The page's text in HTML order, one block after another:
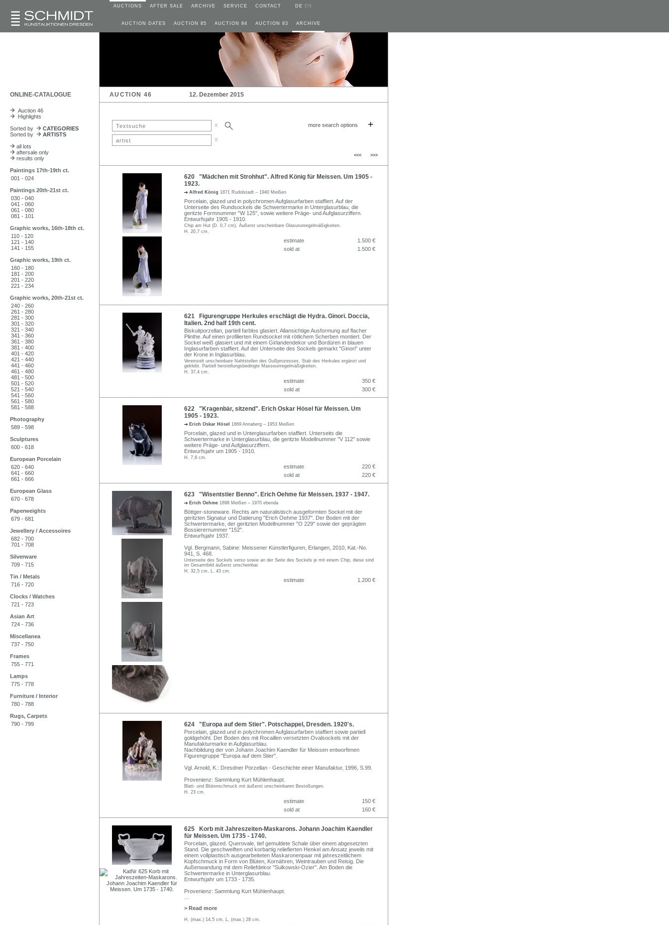
AUCTIONS AFTER SALE ARCHIVE SERVICE CONTACT DE EN
AUCTION DATES AUCTION 85 AUCTION 84 AUCTION 83 ARCHIVE
ONLINE-CATALOGUE AUCTION 46 12. Dezember 2015
Auction 46
Highlights
Sorted by
CATEGORIES
Sorted by
ARTISTS
all lots
aftersale only
results only
Paintings 17th-19th ct.
001 - 024
Paintings 20th-21st ct.
030 - 040
041 - 060
061 - 080
081 - 101
Graphic works, 16th-18th ct.
110 - 120
121 - 140
141 - 155
Graphic works, 19th ct.
160 - 180
181 - 200
201 - 220
221 - 234
Graphic works, 20th-21st ct.
240 - 260
261 - 280
281 - 300
301 - 320
321 - 340
341 - 360
361 - 380
381 - 400
401 - 420
421 - 440
441 - 460
461 - 480
481 - 500
501 - 520
521 - 540
541 - 560
561 - 580
581 - 588
Photography
589 - 598
Sculptures
600 - 618
European Porcelain
620 - 640
641 - 660
661 - 666
European Glass
670 - 678
Paperweights
679 - 681
Jewellery / Accessoires
682 - 700
701 - 708
Silverware
709 - 715
Tin / Metals
716 - 720
Clocks / Watches
721 - 723
Asian Art
724 - 736
Miscellanea
737 - 750
Frames
755 - 771
Lamps
775 - 778
Furniture / Interior
780 - 788
Rugs, Carpets
790 - 799
x more search options +
x
<<< >>>
620 "Mädchen mit Strohhut". Alfred König für Meissen. Um 1905 -
1923.
Alfred König 1871 Rudolstadt – 1940 Meißen
Porcelain, glazed und in polychromen Aufglasurfarben staffiert. Auf der
Unterseite des Rundsockels die Schwertermarke in Unterglasurblau, die
geritzte Formnummer "W 125", sowie weitere Präge- und Aufglasurziffern.
Entwurfsjahr 1905 - 1910.
Chip am Hut (D. 0,7 cm). Äußerst unscheinbare Glasurunregelmäßigkeiten.
H. 20,7 cm.
estimate
1.500 €
sold at
1.500 €
621 Figurengruppe Herkules erschlägt die Hydra. Ginori. Doccia,
Italien. 2nd half 19th cent.
Biskuitporzellan, partiell farblos glasiert. Allansichtige Ausformung auf flacher
Plinthe. Auf einen profilierten Rundsockel mit rötlichem Scherben montiert. Der
Sockel weiß glasiert und mit einem Girlandendekor und Bordüren in blauen
Inglasurfarben staffiert. Auf der Unterseite des Sockels gemarkt "Ginori" unter
der Krone in Inglasurblau.
Vereinzelt unscheinbare Nahtstellen des Gußprozesses. Stab des Herkules ergänzt und
geklebt. Partiell herstellungsbedingte Masseunregelmäßigkeiten.
H. 37,4 cm.
estimate
350 €
sold at
300 €
622 "Kragenbär, sitzend". Erich Oskar Hösel für Meissen. Um
1905 - 1923.
Erich Oskar Hösel 1869 Annaberg – 1953 Meißen
Porcelain, glazed und in Unterglasurfarben staffiert. Unterseits die
Schwertermarke in Unterglasurblau, die geritzte Modellnummer "V 112" sowie
weitere Präge- und Aufglasurziffern.
Entwurfsjahr um 1905 - 1910.
H. 7,8 cm.
estimate
220 €
sold at
220 €
623 "Wisentstier Benno". Erich Oehme für Meissen. 1937 - 1947.
Erich Oehme 1898 Meißen – 1970 ebenda
Böttger-stoneware. Rechts am naturalistisch ausgeformten Sockel mit der
geritzten Signatur und Datierung "Erich Oehme 1937". Der Boden mit der
Schwertermarke, der geritzten Modellnummer "O 229" sowie der geprägten
Bossierernummer "152".
Entwurfsjahr 1937.
Vgl. Bergmann, Sabine: Meissener Künstlerfiguren, Erlangen, 2010, Kat.-No.
941, S. 468.
Unterseite des Sockels verso sowie an der Seite des Sockels je mit einem Chip, diese sind
im Gesamtbild äußerst unscheinbar.
H. 32,5 cm, L. 43 cm.
estimate 1.200 €
624 "Europa auf dem Stier". Potschappel, Dresden. 1920's.
Porcelain, glazed und in polychromen Aufglasurfarben staffiert sowie partiell
goldgehöht. Der Boden des mit Rocaillen versetzten Ovalsockels mit der
Manufakturmarke in Aufglasurblau.
Nachbildung der von Johann Joachim Kaendler für Meissen entworfenen
Figurengruppe "Europa auf dem Stier".
Vgl. Arnold, K.: Dresdner Porzellan - Geschichte einer Manufaktur, 1996, S.99.
Provenienz: Sammlung Kurt Mühlenhaupt.
Blatt- und Blütenschmuck mit äußerst unscheinbaren Bestoßungen.
H. 23 cm.
estimate
150 €
sold at
160 €
625 Korb mit Jahreszeiten-Maskarons. Johann Joachim Kaendler
für Meissen. Um 1735 - 1740.
Porcelain, glazed. Querovale, tief gemuldete Schale über einem abgesetzten
Stand. Die geschweiften und korbartig reliefierten Henkel am Ansatz jeweils mit
einem vollplastisch ausgearbeiteten Maskaronenpaar mit jahreszeitlichem
Kopfschmuck in Form von Blüten, Kornähren, Weintrauben und Reisig. Die
Außenwandung mit dem Reliefdekor "Sulkowski-Ozier". Am Boden die
Schwertermarke in Unterglasurblau.
Entwurfsjahr um 1733 - 1735.
Provenienz: Sammlung Kurt Mühlenhaupt.
> Read more
H. (max.) 14,5 cm, L. (max.) 28 cm.